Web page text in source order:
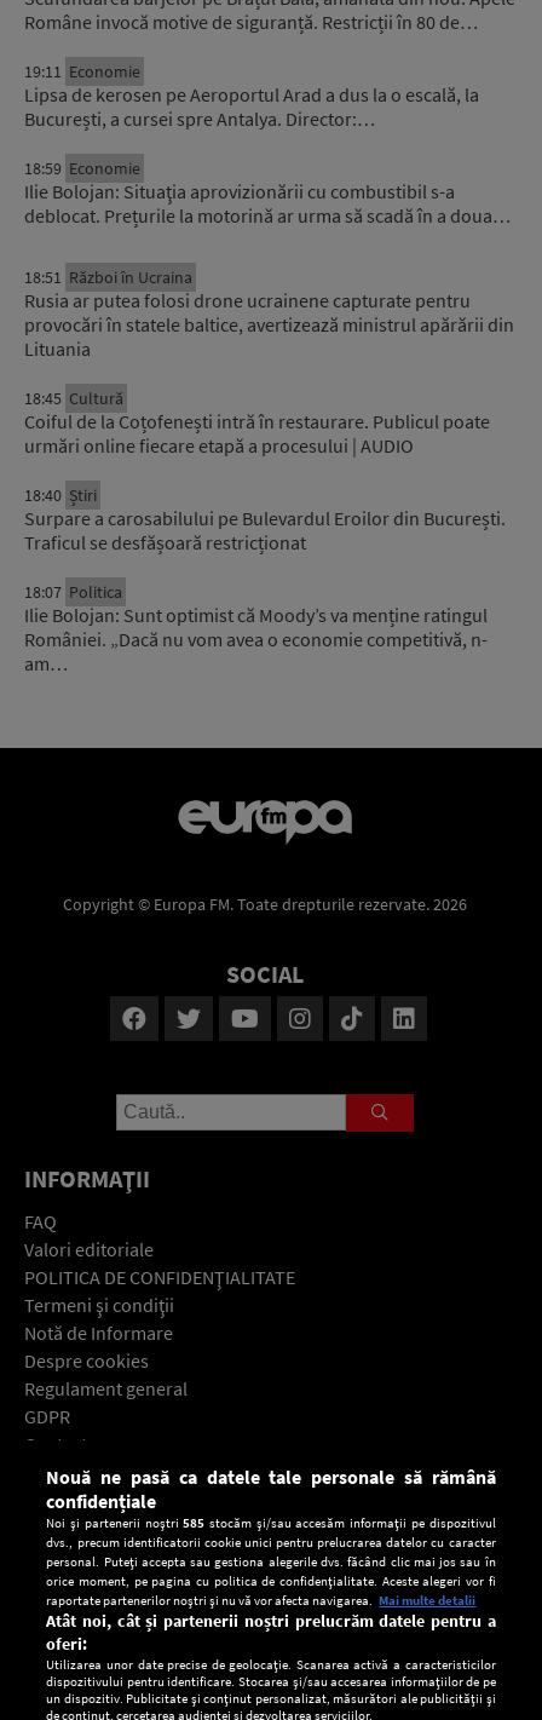
Române invocă motive de siguranță. Restricții în 80 de…
19:11 Economie
Lipsa de kerosen pe Aeroportul Arad a dus la o escală, la
București, a cursei spre Antalya. Director:…
18:59 Economie
Ilie Bolojan: Situaţia aprovizionării cu combustibil s-a
deblocat. Prețurile la motorină ar urma să scadă în a doua…
18:51 Război în Ucraina
Rusia ar putea folosi drone ucrainene capturate pentru
provocări în statele baltice, avertizează ministrul apărării din
Lituania
18:45 Cultură
Coiful de la Coțofenești intră în restaurare. Publicul poate
urmări online fiecare etapă a procesului | AUDIO
18:40 Știri
Surpare a carosabilului pe Bulevardul Eroilor din București.
Traficul se desfășoară restricționat
18:07 Politica
Ilie Bolojan: Sunt optimist că Moody’s va menține ratingul
României. „Dacă nu vom avea o economie competitivă, n-
am…
Copyright © Europa FM. Toate drepturile rezervate. 2026
SOCIAL
INFORMAŢII
FAQ
Valori editoriale
POLITICA DE CONFIDENŢIALITATE
Termeni şi condiţii
Notă de Informare
Despre cookies
Regulament general
GDPR
Contact
Descarcă gratuit aplicaţia Europa FM pentru smartphone:
Nouă ne pasă ca datele tale personale să rămână
confidențiale
Noi și partenerii noștri585 stocăm și/sau accesăm informații pe dispozitivul
dvs., precum identificatorii cookie unici pentru prelucrarea datelor cu caracter
personal. Puteți accepta sau gestiona alegerile dvs. făcând clic mai jos sau în
orice moment, pe pagina cu politica de confidențialitate. Aceste alegeri vor fi
raportate partenerilor noștri și nu vă vor afecta navigarea. Mai multe detalii
Atât noi, cât și partenerii noștri prelucrăm datele pentru a
oferi:
Utilizarea unor date precise de geolocație. Scanarea activă a caracteristicilor
dispozitivului pentru identificare. Stocarea și/sau accesarea informațiilor de pe
un dispozitiv. Publicitate și conținut personalizat, măsurători ale publicității și
de conținut, cercetarea audienței și dezvoltarea serviciilor.